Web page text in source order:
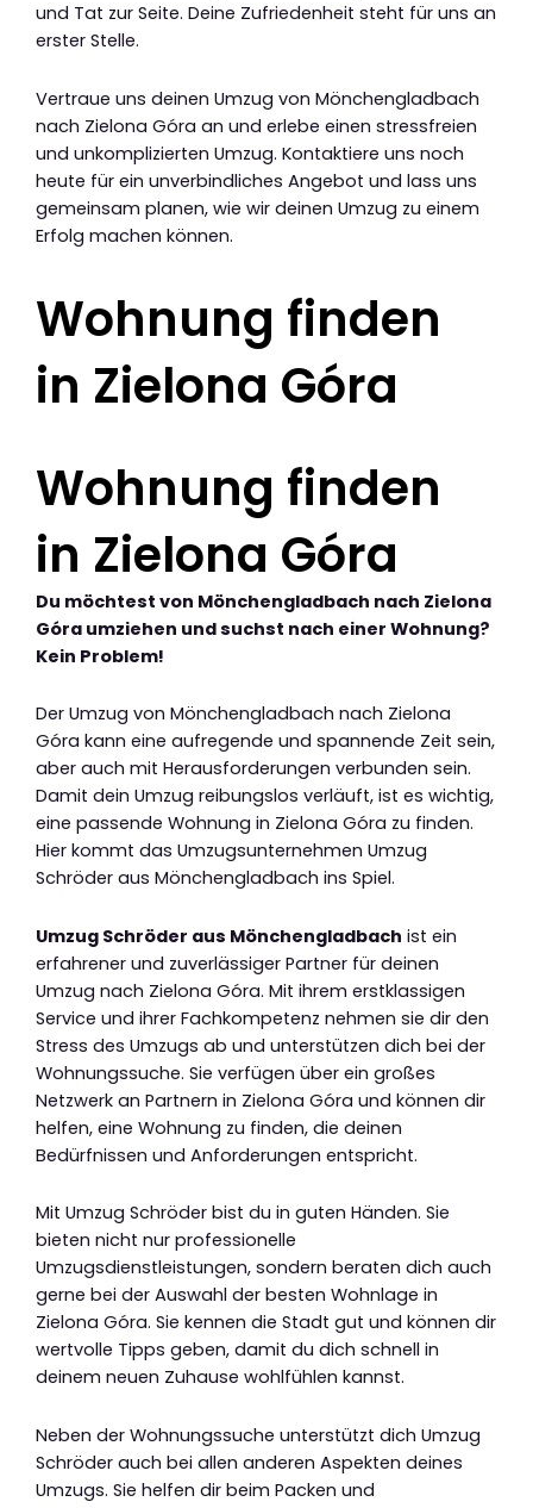
und Tat zur Seite. Deine Zufriedenheit steht für uns an
erster Stelle.
Vertraue uns deinen Umzug von Mönchengladbach
nach Zielona Góra an und erlebe einen stressfreien
und unkomplizierten Umzug. Kontaktiere uns noch
heute für ein unverbindliches Angebot und lass uns
gemeinsam planen, wie wir deinen Umzug zu einem
Erfolg machen können.
Wohnung finden
in Zielona Góra
Wohnung finden
in Zielona Góra
Du möchtest von Mönchengladbach nach Zielona
Góra umziehen und suchst nach einer Wohnung?
Kein Problem!
Der Umzug von Mönchengladbach nach Zielona
Góra kann eine aufregende und spannende Zeit sein,
aber auch mit Herausforderungen verbunden sein.
Damit dein Umzug reibungslos verläuft, ist es wichtig,
eine passende Wohnung in Zielona Góra zu finden.
Hier kommt das Umzugsunternehmen Umzug
Schröder aus Mönchengladbach ins Spiel.
Umzug Schröder aus Mönchengladbach ist ein
erfahrener und zuverlässiger Partner für deinen
Umzug nach Zielona Góra. Mit ihrem erstklassigen
Service und ihrer Fachkompetenz nehmen sie dir den
Stress des Umzugs ab und unterstützen dich bei der
Wohnungssuche. Sie verfügen über ein großes
Netzwerk an Partnern in Zielona Góra und können dir
helfen, eine Wohnung zu finden, die deinen
Bedürfnissen und Anforderungen entspricht.
Mit Umzug Schröder bist du in guten Händen. Sie
bieten nicht nur professionelle
Umzugsdienstleistungen, sondern beraten dich auch
gerne bei der Auswahl der besten Wohnlage in
Zielona Góra. Sie kennen die Stadt gut und können dir
wertvolle Tipps geben, damit du dich schnell in
deinem neuen Zuhause wohlfühlen kannst.
Neben der Wohnungssuche unterstützt dich Umzug
Schröder auch bei allen anderen Aspekten deines
Umzugs. Sie helfen dir beim Packen und